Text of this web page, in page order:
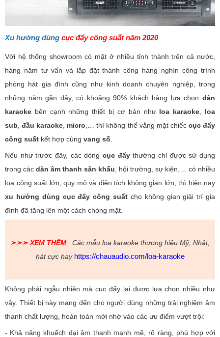
Xu hướng dùng cục đẩy công suất năm 2020
Với hệ thống showroom có mặt ở nhiều tỉnh thành trên cả nước,
hàng năm tư vấn và lắp đặt thành công hàng nghìn công trình
phòng hát gia đình cũng như kinh doanh chuyên nghiệp, trong
những năm gần đây, có khoảng 90% khách hàng lựa chọn dàn
karaoke bên cạnh những thiết bị cơ bản như loa karaoke
loa
sub ,đầu karaoke micro ,… thì không thể vắng mặt chiếc cục đẩy
công suất kết hợp cùng vang số
Nếu như trước đây, các dòng cục đẩythường chỉ được sử dụng
trong các dàn âm thanh sân khấu , hội trường, sự kiện,… có nhiều
loa công suất lớn, quy mô và diện tích không gian lớn, thì hiện nay
xu hướng dùng cục đẩy công suất cho không gian giải trí gia
đình đã tăng lên một cách chóng mặt.
➣➣➣ XEM THÊM: Các mẫu loa karaoke thương hiệu Mỹ, Nhật,
hát cực hay https://chauaudio.com/loa-karaoke
Không phải ngẫu nhiên mà cục đẩy lại được lựa chọn nhiều như
vậy. Thiết bị này mang đến cho người dùng những trải nghiệm âm
thanh chất lượng, hoàn toàn mới nhờ vào các ưu điểm vượt trội:
- Khả năng khuếch đại âm thanh mạnh mẽ, rõ ràng, phù hợp với